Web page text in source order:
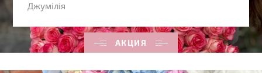
АКЦИЯ
Джумілія